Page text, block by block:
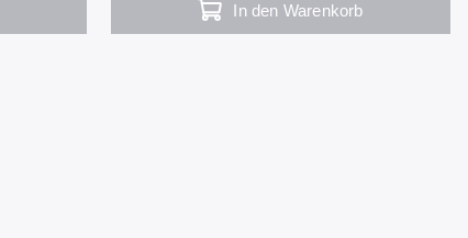
In den Warenkorb